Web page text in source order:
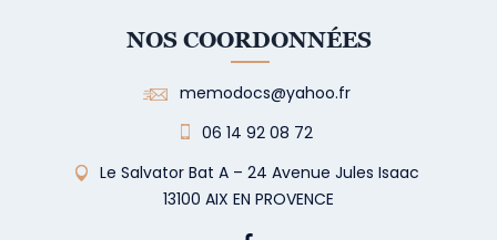
NOS COORDONNÉES
memodocs@yahoo.fr
06 14 92 08 72
Le Salvator Bat A – 24 Avenue Jules Isaac
13100 AIX EN PROVENCE